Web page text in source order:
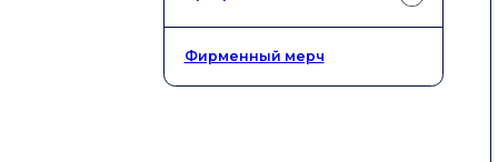
PrinCe
Credo
Фирменный мерч